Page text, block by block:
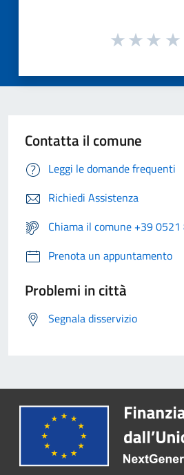
Contatta il comune
Leggi le domande frequenti
Richiedi Assistenza
Chiama il comune +39
Prenota un appuntamento
Problemi in città
Segnala disservizio